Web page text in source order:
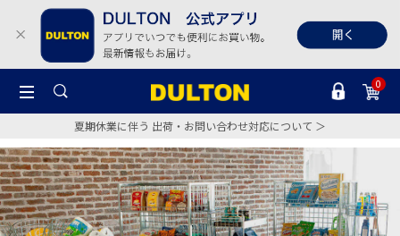
0
夏期休業に伴う 出荷・お問い合わせ対応について ＞